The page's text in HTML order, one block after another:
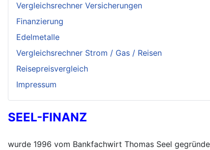
Vergleichsrechner Versicherungen
Finanzierung
Edelmetalle
Vergleichsrechner Strom / Gas / Reisen
Reisepreisvergleich
Impressum
SEEL-FINANZ
wurde 1996 vom Bankfachwirt Thomas Seel